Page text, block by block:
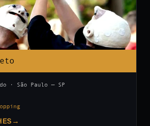
· São Paulo — SP
→